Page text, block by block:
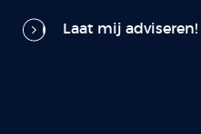
Laat mij adviseren!